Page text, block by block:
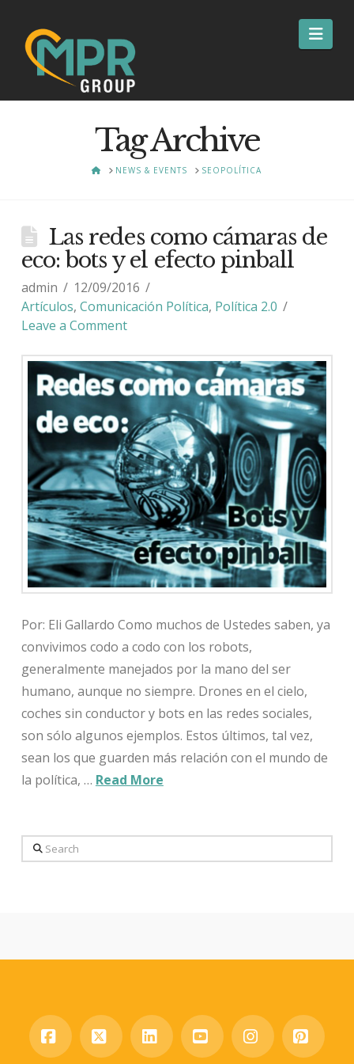
Tag Archive
HOMENEWS & EVENTS SEOPOLÍTICA
Las redes como cámaras de
eco: bots y el efecto pinball
admin
12/09/2016
Artículos, Comunicación Política, Política 2.0
Leave a Comment
Por: Eli Gallardo Como muchos de Ustedes saben, ya
convivimos codo a codo con los robots,
generalmente manejados por la mano del ser
humano, aunque no siempre. Drones en el cielo,
coches sin conductor y bots en las redes sociales,
son sólo algunos ejemplos. Estos últimos, tal vez,
sean los que guarden más relación con el mundo de
la política, … Read More
Search